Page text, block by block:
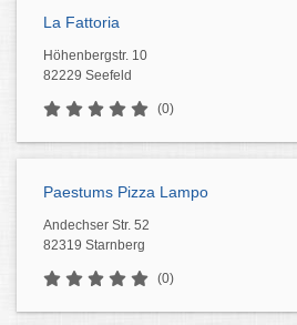
La Fattoria
Höhenbergstr. 10
82229 Seefeld
(0)
Paestums Pizza Lampo
Andechser Str. 52
82319 Starnberg
(0)